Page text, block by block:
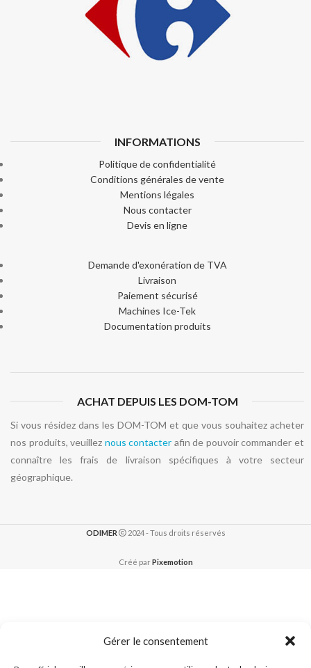
Gérer le consentement
INFORMATIONS
Politique de confidentialité
Conditions générales de vente
Mentions légales
Nous contacter
Devis en ligne
Demande d'exonération de TVA
Livraison
Paiement sécurisé
Machines Ice-Tek
Documentation produits
ACHAT DEPUIS LES DOM-TOM
Si vous résidez dans les DOM-TOM et que vous souhaitez acheter
nos produits, veuillez nous contacter afin de pouvoir commander et
connaître les frais de livraison spécifiques à votre secteur
géographique.
ODIMER 2024 - Tous droits réservés
Créé parPixemotion